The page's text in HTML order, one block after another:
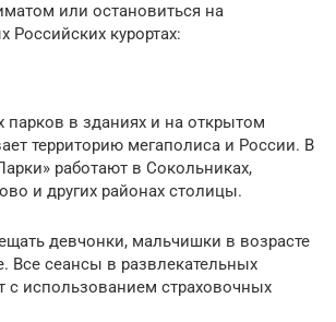
или остановиться на
Российских курортах:
парков в зданиях и на открытом
территорию мегаполиса и России. В
работают в Сокольниках,
и других районах столицы.
девчонки, мальчишки в возрасте
Все сеансы в развлекательных
с использованием страховочных